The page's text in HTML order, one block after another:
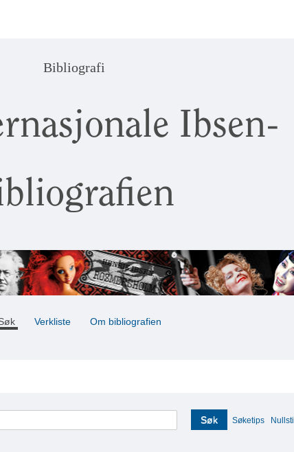
Bibliografi
Ibsen-
Verkliste Om bibliografien
Søk Søketips Nullstill